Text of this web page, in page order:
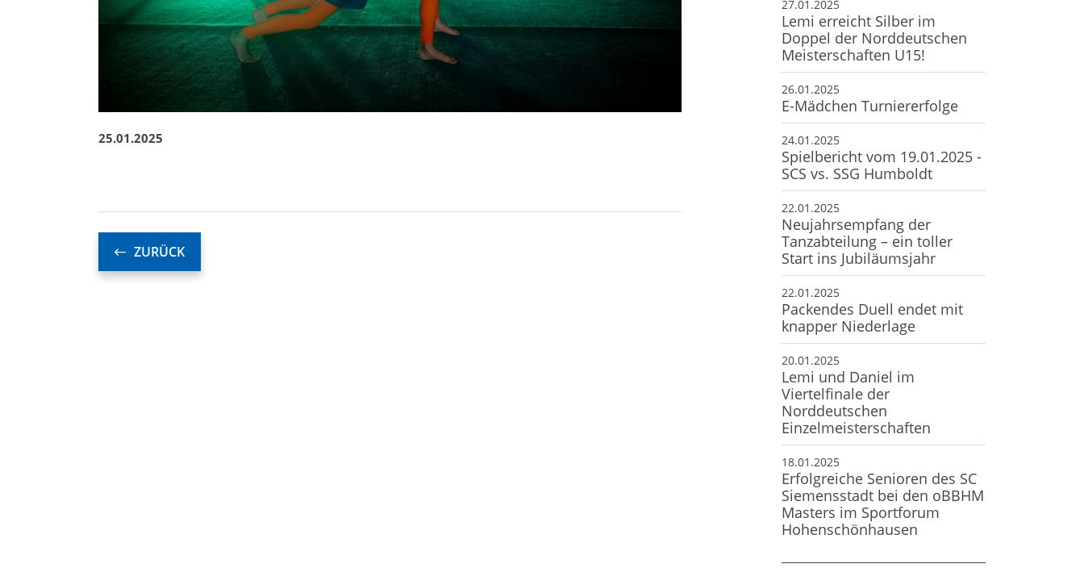
25.01.2025
ZURÜCK
27.01.2025
Lemi erreicht Silber im
Doppel der Norddeutschen
Meisterschaften U15!
26.01.2025
E-Mädchen Turniererfolge
24.01.2025
Spielbericht vom 19.01.2025 -
SCS vs. SSG Humboldt
22.01.2025
Neujahrsempfang der
Tanzabteilung – ein toller
Start ins Jubiläumsjahr
22.01.2025
Packendes Duell endet mit
knapper Niederlage
20.01.2025
Lemi und Daniel im
Viertelfinale der
Norddeutschen
Einzelmeisterschaften
18.01.2025
Erfolgreiche Senioren des SC
Siemensstadt bei den oBBHM
Masters im Sportforum
Hohenschönhausen